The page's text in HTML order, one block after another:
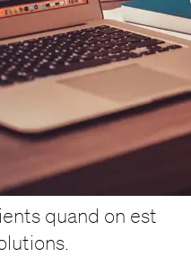
quand on est